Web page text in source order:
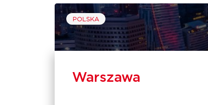
POLSKA
Warszawa